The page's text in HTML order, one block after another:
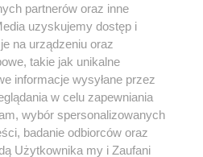
nie może być powielany i
w jakikolwiek sposób (w
na jakimkolwiek polu
włącznie z umieszczaniem w
praw. Jakiekolwiek użycie lub
lub w części z naruszeniem prawa,
pod groźbą kary i może być
partnerów oraz inne
uzyskujemy dostęp i
na urządzeniu oraz
takie jak unikalne
informacje wysyłane przez
w celu zapewniania
wybór spersonalizowanych
badanie odbiorców oraz
Użytkownika my i Zaufani